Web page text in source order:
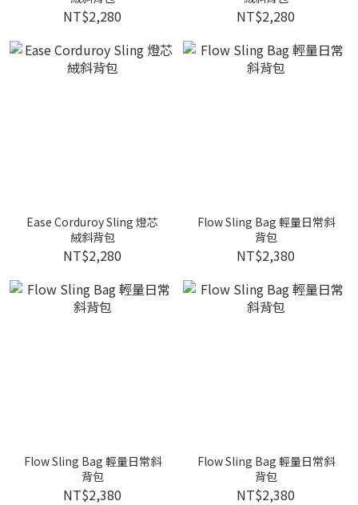
NT$2,280 NT$2,280
Ease Corduroy Sling 燈芯
絨斜背包
NT$2,280
Flow Sling Bag 輕量日常斜
背包
NT$2,380
Flow Sling Bag 輕量日常斜
背包
NT$2,380
Flow Sling Bag 輕量日常斜
背包
NT$2,380